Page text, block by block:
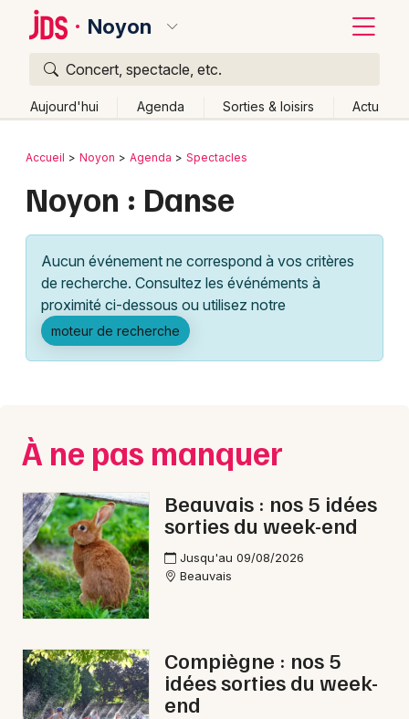
Noyon
Concert, spectacle, etc.
Aujourd'hui Agenda Sorties & loisirs Actu
Publier un événement
Grands événements
Activité & Expérience
Manifestations
Spectacles
Concerts
Sports
Soirées
Sorties famille
Expos
Sorties & loisirs
Bordeaux
Lille
Lyon
Marseille
Nantes
Nice
Paris
Strasbourg
Toulouse
Retour
Accueil Noyon Agenda Spectacles
Noyon : Danse
Aucun événement ne correspond à vos critères
de recherche. Consultez les événéments à
proximité ci-dessous ou utilisez notre
moteur de recherche
À ne pas manquer
Beauvais : nos 5 idées
sorties du week-end
Jusqu'au 09/08/2026
Beauvais
Compiègne : nos 5
idées sorties du week-
end
Quoi ?
Où ?
Près de moi
Changer de lieu
Quand ?
Ce week-end